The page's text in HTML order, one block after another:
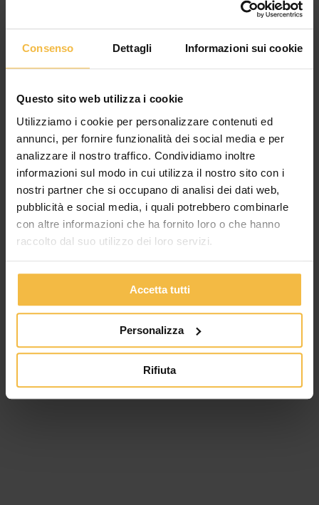
Consenso Dettagli Informazioni sui cookie
Questo sito web utilizza i cookie
Utilizziamo i cookie per personalizzare contenuti ed
annunci, per fornire funzionalità dei social media e per
analizzare il nostro traffico. Condividiamo inoltre
informazioni sul modo in cui utilizza il nostro sito con i
nostri partner che si occupano di analisi dei dati web,
pubblicità e social media, i quali potrebbero combinarle
con altre informazioni che ha fornito loro o che hanno
raccolto dal suo utilizzo dei loro servizi.
Accetta tutti
Personalizza
Rifiuta
IL CONSORZIO AGRARIO DI CREMONA
APPROVA IL BILANCIO 2025: CRESCE IL
FATTURATO, MIGLIORANO REDDITIVITÀ E
SOLIDITÀ PATRIMONIALE
sviluppo del Consorzio. Valore della produzione a oltre 340
milioni di euro, utile netto a 674